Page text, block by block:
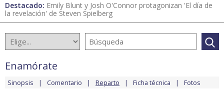
Destacado: Emily Blunt y Josh O'Connor protagonizan 'El día de
la revelación' de Steven Spielberg
Enamórate
Sinopsis Comentario Reparto Ficha técnica Fotos